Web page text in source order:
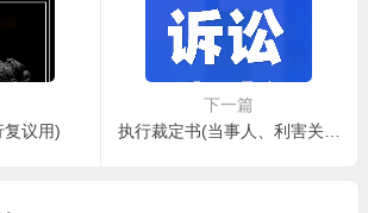
复议用)
下一篇